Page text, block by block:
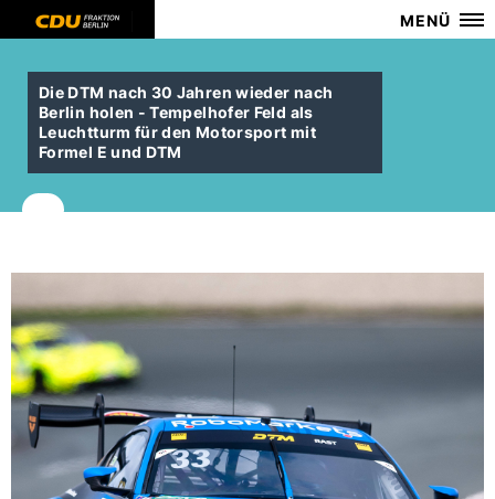
MENÜ
Die DTM nach 30 Jahren wieder nach
Berlin holen - Tempelhofer Feld als
Leuchtturm für den Motorsport mit
Formel E und DTM